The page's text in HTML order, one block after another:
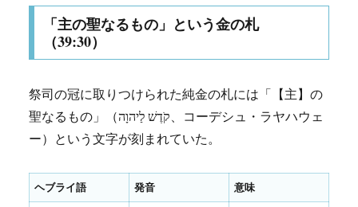
「主の聖なるもの」という金の札
（39:30）
祭司の冠に取りつけられた純金の札には「【主】の
聖なるもの」（קֹדֶשׁ לַיהוָה、コーデシュ・ラヤハウェ
ー）という文字が刻まれていた。
ヘブライ語 発音 意味